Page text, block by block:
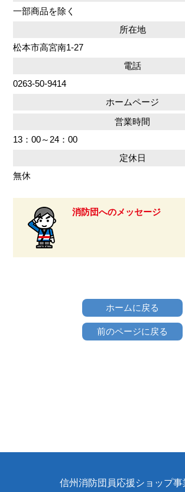
一部商品を除く
所在地
松本市高宮南1-27
電話
0263-50-9414
ホームページ
営業時間
13：00～24：00
定休日
無休
消防団へのメッセージ
ホームに戻る
前のページに戻る
信州消防団員応援ショップ事